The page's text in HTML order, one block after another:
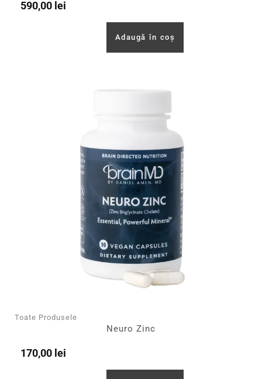
590,00 lei
Adaugă în coș
Toate Produsele
Neuro Zinc
170,00 lei